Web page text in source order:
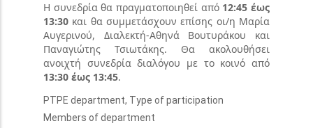
Η συνεδρία θα πραγματοποιηθεί από 12:45 έως
13:30 και θα συμμετάσχουν επίσης οι/η Μαρία
Αυγερινού, Διαλεκτή-Αθηνά Βουτυράκου και
Παναγιώτης Τσιωτάκης. Θα ακολουθήσει
ανοιχτή συνεδρία διαλόγου με το κοινό από
13:30 έως 13:45.
PTPE department, Type of participation
Members of department